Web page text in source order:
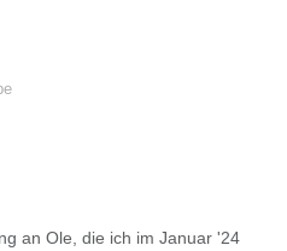
an Ole, die ich im Januar '24